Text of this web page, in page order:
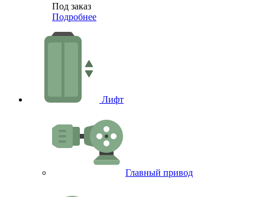
Под заказ
Подробнее
Лифт
Главный привод